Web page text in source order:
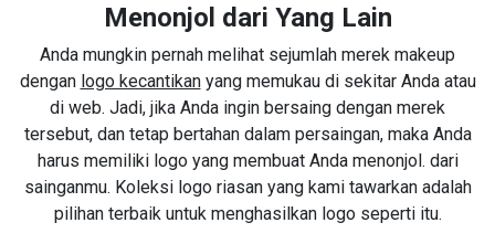
Menonjol dari Yang Lain
Anda mungkin pernah melihat sejumlah merek makeup
dengan logo kecantikanyang memukau di sekitar Anda atau
di web. Jadi, jika Anda ingin bersaing dengan merek
tersebut, dan tetap bertahan dalam persaingan, maka Anda
harus memiliki logo yang membuat Anda menonjol. dari
sainganmu. Koleksi logo riasan yang kami tawarkan adalah
pilihan terbaik untuk menghasilkan logo seperti itu.